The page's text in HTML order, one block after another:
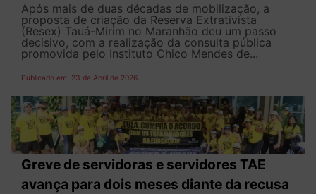
Após mais de duas décadas de mobilização, a
proposta de criação da Reserva Extrativista
(Resex) Tauá-Mirim no Maranhão deu um passo
decisivo, com a realização da consulta pública
promovida pelo Instituto Chico Mendes de...
Publicado em: 23 de Abril de 2026
Greve de servidoras e servidores TAE
avança para dois meses diante da recusa